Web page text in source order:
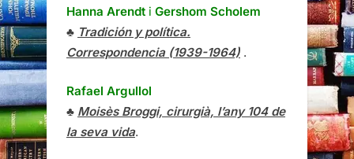
Hanna Arendt i Gershom Scholem
♣ Tradición y política.
Correspondencia (1939-1964) .
Rafael Argullol
♣ Moisès Broggi, cirurgià, l’any 104 de
la seva vida.